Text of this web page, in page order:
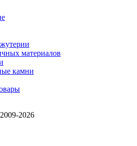
материалов
камни
2026